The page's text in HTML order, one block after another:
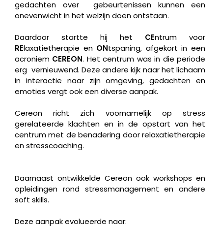
gedachten over gebeurtenissen kunnen een
onevenwicht in het welzijn doen ontstaan.
Daardoor startte hij het CEntrum voor
RElaxatietherapie en ONtspaning, afgekort in een
acroniem CEREON. Het centrum was in die periode
erg vernieuwend. Deze andere kijk naar het lichaam
in interactie naar zijn omgeving, gedachten en
emoties vergt ook een diverse aanpak.
Cereon richt zich voornamelijk op stress
gerelateerde klachten en in de opstart van het
centrum met de benadering door relaxatietherapie
en stresscoaching.
Daarnaast ontwikkelde Cereon ook workshops en
opleidingen rond stressmanagement en andere
soft skills.
Deze aanpak evolueerde naar: